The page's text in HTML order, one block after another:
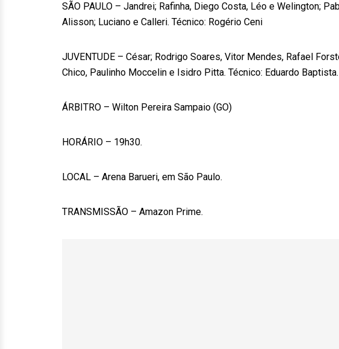
SÃO PAULO – Jandrei; Rafinha, Diego Costa, Léo e Welington;
Alisson; Luciano e Calleri. Técnico: Rogério Ceni
JUVENTUDE – César; Rodrigo Soares, Vitor Mendes, Rafael
Chico, Paulinho Moccelin e Isidro Pitta. Técnico: Eduardo Baptista.
ÁRBITRO – Wilton Pereira Sampaio (GO)
HORÁRIO – 19h30.
LOCAL – Arena Barueri, em São Paulo.
TRANSMISSÃO – Amazon Prime.